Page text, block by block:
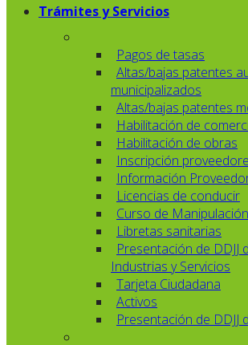
Trámites y Servicios
Pagos de tasas
Altas/bajas patentes
municipalizados
Altas/bajas patentes
Habilitación de
Habilitación de obras
Inscripción
Información
Licencias de conducir
Curso de
Libretas sanitarias
Presentación de DDJJ
Industrias y Servicios
Tarjeta Ciudadana
Activos
Presentación de DDJJ